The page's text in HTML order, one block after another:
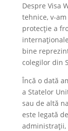
Despre Visa
tehnice, v-
protecție a
bine
colegilor din
Încă o dată
a Statelor
sau de altă
este legată
administrații,